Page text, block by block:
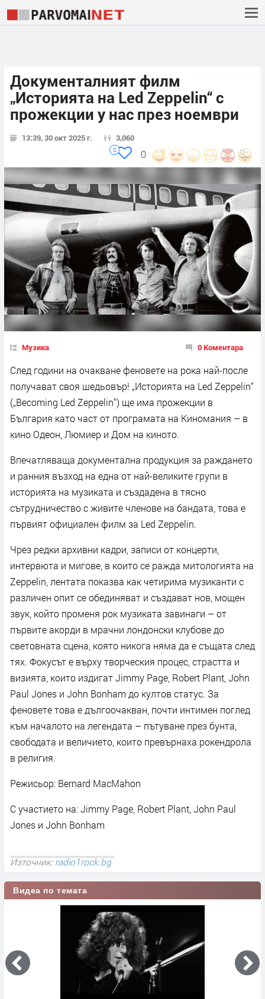
Документалният филм
„Историята на Led Zeppelin“ с
прожекции у нас през ноември
13:39, 30 окт 2025 г. 3,060
0
0
Музика 0 Коментара
След години на очакване феновете на рока най-после
получават своя шедьовър! „Историята на Led Zeppelin“
(„Becoming Led Zeppelin“) ще има прожекции в
България като част от програмата на Киномания – в
кино Одеон, Люмиер и Дом на киното.
Впечатляваща документална продукция за раждането
и ранния възход на една от най-великите групи в
историята на музиката и създадена в тясно
сътрудничество с живите членове на бандата, това е
първият официален филм за Led Zeppelin.
Чрез редки архивни кадри, записи от концерти,
интервюта и мигове, в които се ражда митологията на
Zeppelin, лентата показва как четирима музиканти с
различен опит се обединяват и създават нов, мощен
звук, който променя рок музиката завинаги – от
първите акорди в мрачни лондонски клубове до
световната сцена, която никога няма да е същата след
тях. Фокусът е върху творческия процес, страстта и
визията, които издигат Jimmy Page, Robert Plant, John
Paul Jones и John Bonham до култов статус. За
феновете това е дългоочакван, почти интимен поглед
към началото на легендата – пътуване през бунта,
свободата и величието, които превърнаха рокендрола
в религия.
Режисьор: Bernard MacMahon
С участието на: Jimmy Page, Robert Plant, John Paul
Jones и John Bonham
Източник:radio1rock.bg
Видеа по темата